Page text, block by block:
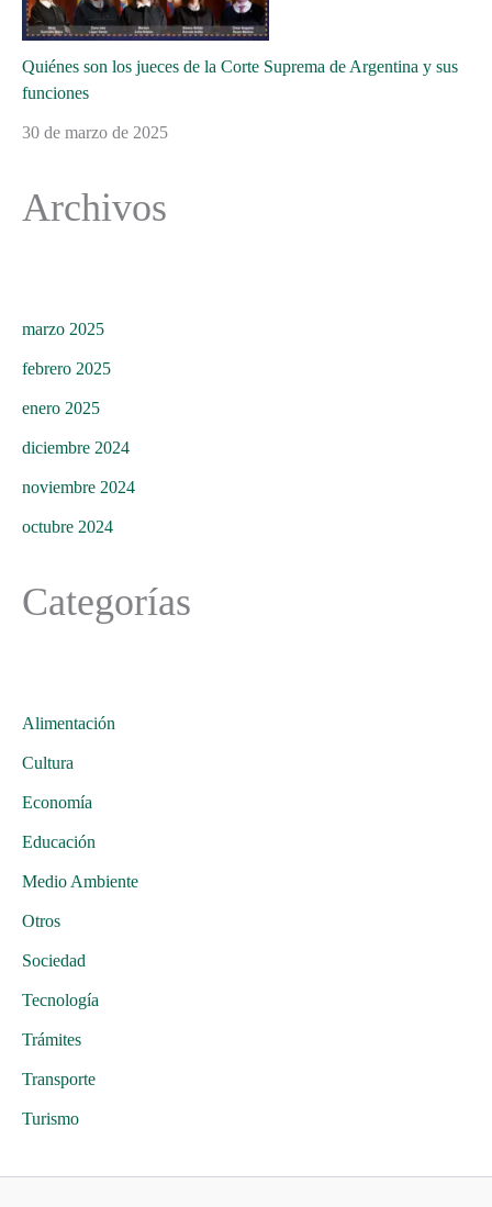
Quiénes son los jueces de la Corte Suprema de Argentina y sus
funciones
30 de marzo de 2025
Archivos
marzo 2025
febrero 2025
enero 2025
diciembre 2024
noviembre 2024
octubre 2024
Categorías
Alimentación
Cultura
Economía
Educación
Medio Ambiente
Otros
Sociedad
Tecnología
Trámites
Transporte
Turismo